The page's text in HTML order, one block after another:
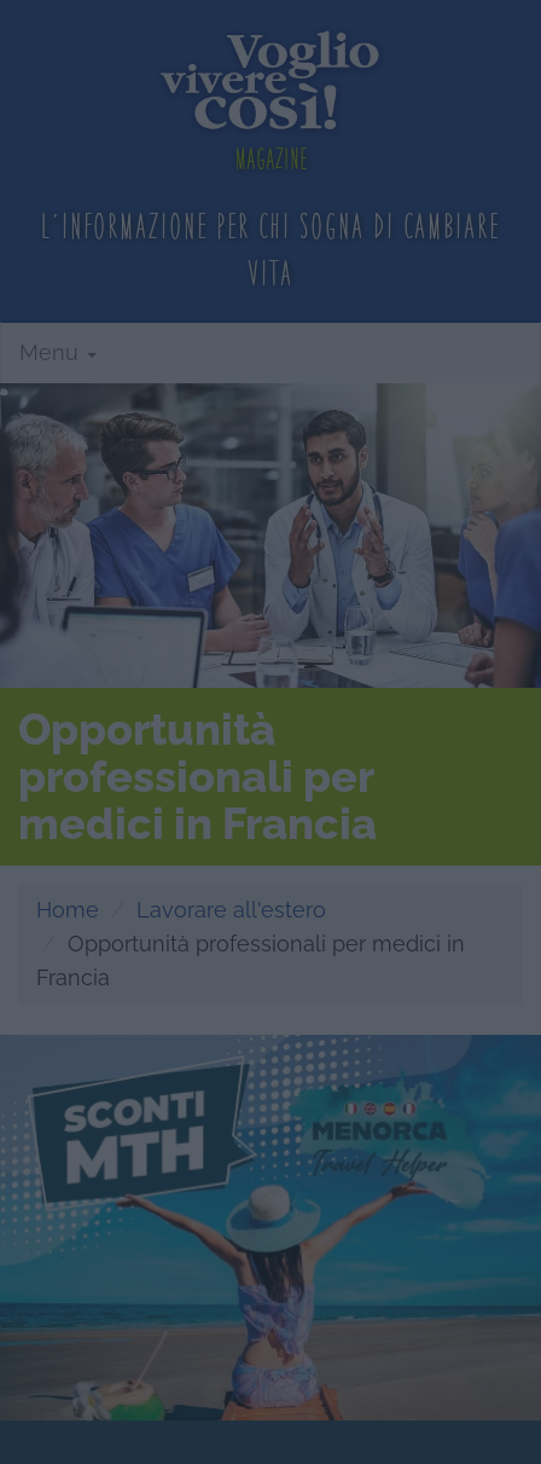
Magazine
L'informazione per chi sogna di cambiare
vita
Menu
Opportunità
professionali per
medici in Francia
Home
Lavorare all'estero
Opportunità professionali per medici in
Francia